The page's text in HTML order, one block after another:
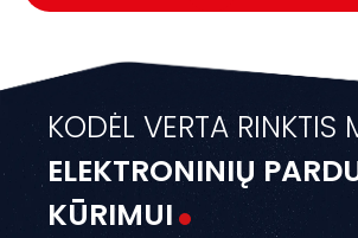
KODĖL VERTA RINKTIS
ELEKTRONINIŲ
KŪRIMUI